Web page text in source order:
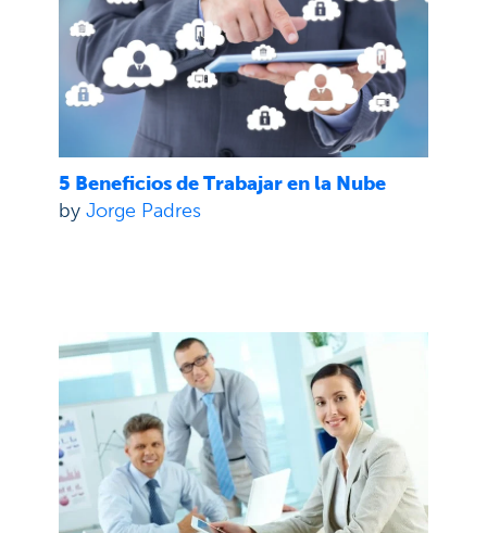
5 Beneficios de Trabajar en la Nube
by Jorge Padres